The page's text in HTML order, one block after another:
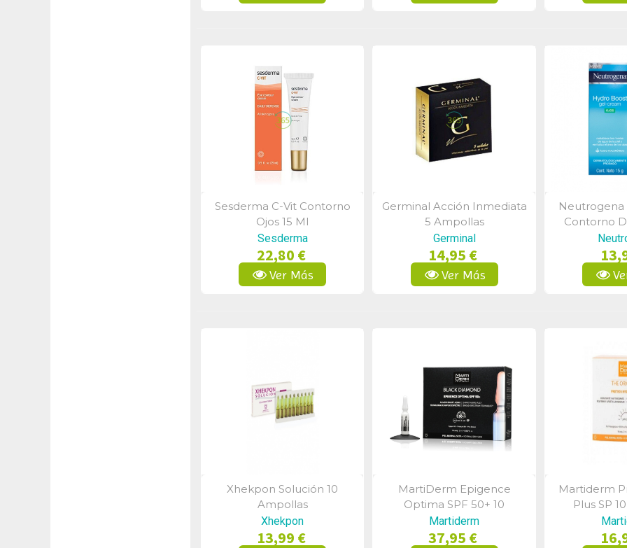
Vista Rápida
Sesderma C-Vit Contorno
Ojos 15 Ml
Sesderma
22,80 €
Ver Más
Vista Rápida
Germinal Acción Inmediata
5 Ampollas
Germinal
14,95 €
Ver Más
Contorno
Vista Rápida
Xhekpon Solución 10
Ampollas
Xhekpon
13,99 €
Vista Rápida
MartiDerm Epigence
Optima SPF 50+ 10
Ampollas
Martiderm
37,95 €
Martiderm
Plus SP